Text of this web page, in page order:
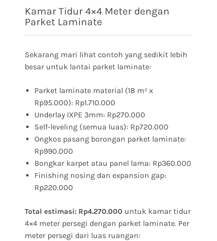
Kamar Tidur 4×4 Meter dengan
Parket Laminate
Sekarang mari lihat contoh yang sedikit lebih
besar untuk lantai parket laminate:
Parket laminate material (18 m² x
Rp95.000): Rp1.710.000
Underlay IXPE 3mm: Rp270.000
Self-leveling (semua luas): Rp720.000
Ongkos pasang borongan parket laminate:
Rp990.000
Bongkar karpet atau panel lama: Rp360.000
Finishing nosing dan expansion gap:
Rp220.000
Total estimasi: Rp4.270.000 untuk kamar tidur
4×4 meter persegi dengan parket laminate. Per
meter persegi dari luas ruangan: